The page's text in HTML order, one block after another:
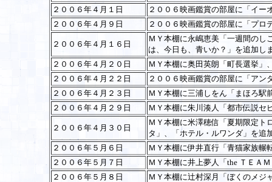
２００６年４月１日
２００６映画鑑賞の部屋に「イー
２００６年４月９日
２００６映画鑑賞の部屋に「プロ
２００６年４月１６日
ＭＹ本棚に永嶋恵美「一週間の
は、今日も、青いか？」を追加し
２００６年４月２０日
ＭＹ本棚に奥田英朗「町長選挙」
２００６年４月２２日
２００６映画鑑賞の部屋に「ア
２００６年４月２３日
ＭＹ本棚に三浦しをん「まほろ駅
２００６年４月２９日
ＭＹ本棚に朱川湊人「都市伝説セ
２００６年４月３０日
ＭＹ本棚に米澤穂信「夏期限定ト
タ」、「ホテル・ルワンダ」を追
２００６年５月６日
ＭＹ本棚に伊井直行「青猫家族輾
２００６年５月７日
ＭＹ本棚に井上夢人「the ＴＥＡ
２００６年５月８日
ＭＹ本棚に辻村深月「ぼくのメジ